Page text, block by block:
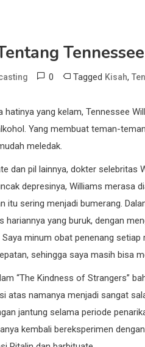
0 Tagged Kisah,
hatinya yang kelam, Tennessee
Yang membuat teman-
meledak.
dan pil lainnya, dokter selebritas
depresinya, Williams
itu sering menjadi bumerang.
yang buruk, dengan
Saya minum obat penenang
sehingga saya masih bisa
“The Kindness of Strangers”
atas namanya menjadi sangat
jantung selama periode
kembali bereksperimen